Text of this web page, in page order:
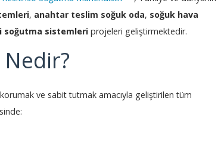
, anahtar teslim soğuk oda, soğuk hava
soğutma sistemleri projeleri geliştirmektedir.
ve sabit tutmak amacıyla geliştirilen tüm